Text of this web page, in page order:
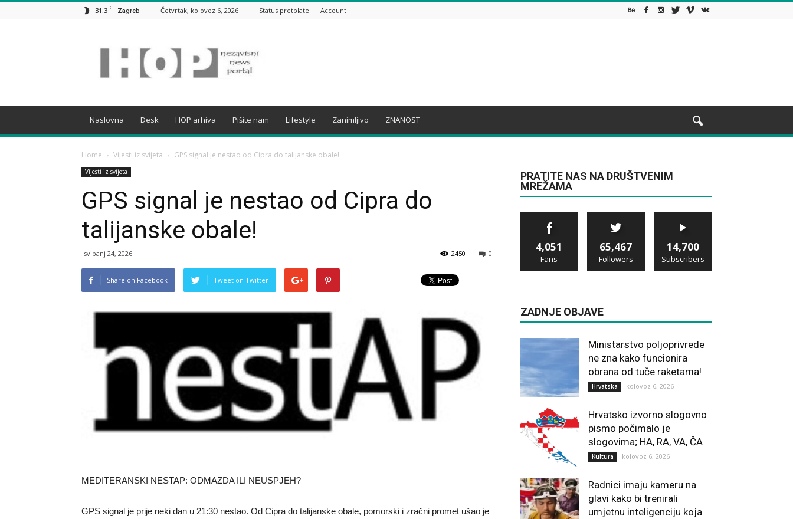
31.3 C Zagreb Četvrtak, kolovoz 6, 2026 Status pretplate Account
Naslovna Desk HOP arhiva Pišite nam Lifestyle Zanimljivo ZNANOST
Home Vijesti iz svijeta GPS signal je nestao od Cipra do talijanske obale!
Vijesti iz svijeta
GPS signal je nestao od Cipra do
talijanske obale!
svibanj 24, 2026 0
2450
Share on Facebook Tweet on Twitter
MEDITERANSKI NESTAP: ODMAZDA ILI NEUSPJEH?
GPS signal je prije neki dan u 21:30 nestao. Od Cipra do talijanske obale, pomorski i zračni promet ušao je
PRATITE NAS NA DRUŠTVENIM
MREŽAMA
4,051
Fans
65,467
Followers
14,700
Subscribers
ZADNJE OBJAVE
Ministarstvo poljoprivrede
ne zna kako funcionira
obrana od tuče raketama!
Hrvatska kolovoz 6, 2026
Hrvatsko izvorno slogovno
pismo počimalo je
slogovima; HA, RA, VA, ČA
Kultura kolovoz 6, 2026
Radnici imaju kameru na
glavi kako bi trenirali
umjetnu inteligenciju koja